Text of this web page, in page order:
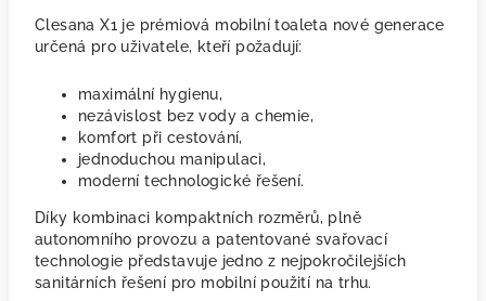
Clesana X1 je prémiová mobilní toaleta nové generace
určená pro uživatele, kteří požadují:
maximální hygienu,
nezávislost bez vody a chemie,
komfort při cestování,
jednoduchou manipulaci,
moderní technologické řešení.
Díky kombinaci kompaktních rozměrů, plně
autonomního provozu a patentované svařovací
technologie představuje jedno z nejpokročilejších
sanitárních řešení pro mobilní použití na trhu.